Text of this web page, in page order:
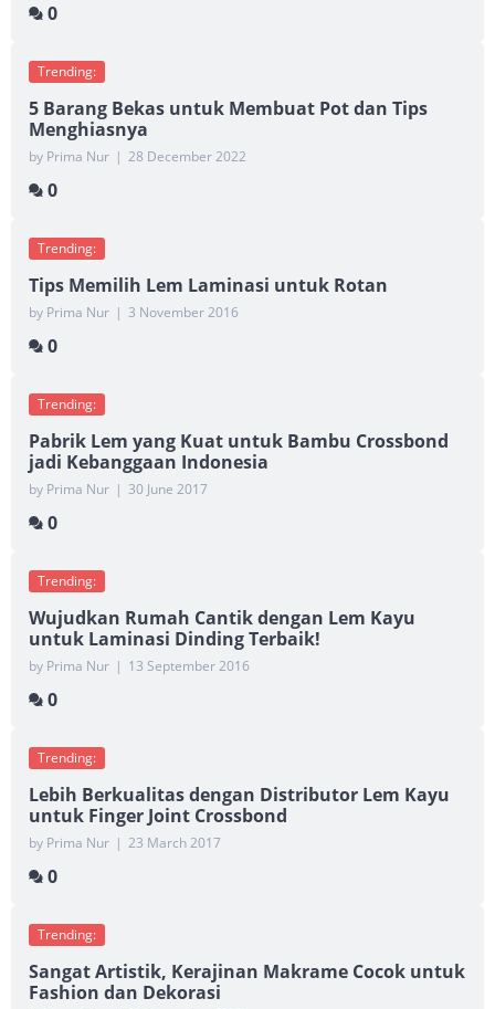
0
Trending:
5 Barang Bekas untuk Membuat Pot dan Tips
Menghiasnya
by Prima Nur | 28 December 2022
0
Trending:
Tips Memilih Lem Laminasi untuk Rotan
by Prima Nur | 3 November 2016
0
Trending:
Pabrik Lem yang Kuat untuk Bambu Crossbond
jadi Kebanggaan Indonesia
by Prima Nur | 30 June 2017
0
Trending:
Wujudkan Rumah Cantik dengan Lem Kayu
untuk Laminasi Dinding Terbaik!
by Prima Nur | 13 September 2016
0
Trending:
Lebih Berkualitas dengan Distributor Lem Kayu
untuk Finger Joint Crossbond
by Prima Nur | 23 March 2017
0
Trending:
Sangat Artistik, Kerajinan Makrame Cocok untuk
Fashion dan Dekorasi